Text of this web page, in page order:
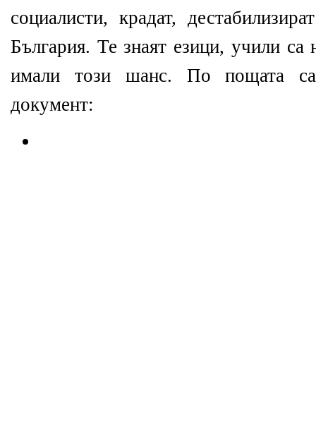
социалисти, крадат,
България. Те знаят езици, учили
имали този шанс. По пощата са
документ: